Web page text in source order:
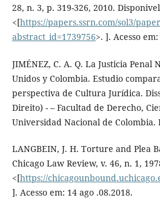
28, n. 3, p. 319-326, 2010.
<[https://papers.ssrn.com/sol3/
abstract_id=1739756>. ]. Acesso
JIMÉNEZ, C. A. Q. La Justicia Penal
Unidos y Colombia. Estudio
perspectiva de Cultura Jurídica.
Direito) - – Facultad de Derecho,
Universidad Nacional de Colombia.
LANGBEIN, J. H. Torture and Plea
Chicago Law Review, v. 46, n. 1,
<[https://
]. Acesso em: 14 ago .08.2018.